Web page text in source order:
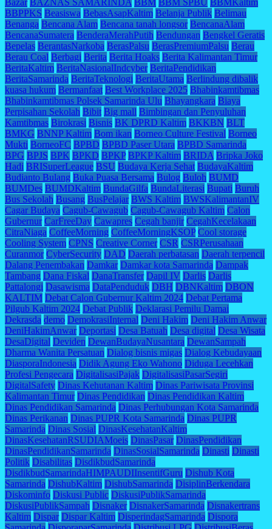
BBPPKS Beasiswa BebasAsapKaltim Belanja Publik Belimau
Benanga Bencana Alam Bencana tanah longsor BencanaAlam
BencanaSumatera BenderaMerahPutih Bendungan Bengkel Geratis
Bepelas BerantasNarkoba BerasPalsu BerasPremiumPalsu Berau
Berau Coal Berbagi Berita Berita Hoaks Berita Kalimantan Timur
BeritaKaltim BeritaNasionalIndcyber BeritaPendidikan
BeritaSamarinda BeritaTeknologi BeritaUtama Berlindung dibalik
kuasa hukum Bermanfaat Best Workplace 2025 Bhabinkamtibmas
Bhabinkamtibmas Polsek Samarinda Ulu Bhayangkara Biaya
Perpisahan Sekolah Bibit Big mall Bimbingan dan Penyuluhan
Kamtibmas Birokrasi Bisnis BK DPRD Kaltim BKKBN BLT
BMKG BNNP Kaltim Bom ikan Borneo Culture Festival Borneo
Mukti BorneoFC BPBD BPBD Paser Utara BPBD Samarinda
BPG BPJS BPK BPKD BPKP BPKP Kaltim BRIDA Bripka Joko
Hadi BRISuperLeague BSU Budaya Kerja Sehat BudayaKaltim
Budianto Bulang Buka Puasa Bersama Bulog Buloh BUMD
BUMDes BUMDKaltim BundaGilfa BundaLiterasi Bupati Buruh
Bus Sekolah Busang BusPelajar BWS Kaltim BWSKalimantanIV
Cagar Budaya Cagub-Cawagub Cagub-Cawagub Kaltim Calon
Gubernur CarFreeDay Cawapres Cegah banjir CegahKecelakaan
CitraNiaga CoffeeMorning CoffeeMorningKSOP Cool storage
Cooling System CPNS Creative Corner CSR CSRPerusahaan
Curanmor CyberSecurity DAD Daerah perbatasan Daerah terpencil
Dalang Penembakan Damkar Damkar kota Samarinda Dampak
Tambang Dana Fiskal DanaTransfer Dapil IV Darlis Darlis
Pattalongi Dasawisma DataPenduduk DBH DBNKaltim DBON
KALTIM Debat Calon Gubernur Kaltim 2024 Debat Pertama
Pilgub Kaltim 2024 Debat Publik Deklarasi Pemilu Damai
Dekrasda demo DemokrasiInternal Deni Hakim Deni Hakim Anwar
DeniHakimAnwar Deportasi Desa Batuah Desa digital Desa Wisata
DesaDigital Deviden DewanBudayaNusantara DewanSampah
Dharma Wanita Persatuan Dialog bisnis migas Dialog Kebudayaan
DiasporaIndonesia Didik Agung Eko Wahono Diduga Lecehkan
Profesi Pengecara DigitalisasiPajak DigitalisasiPasarSegiri
DigitalSafety Dinas Kehutanan Kaltim Dinas Pariwisata Provinsi
Kalimantan Timur Dinas Pendidikan Dinas Pendidikan Kaltim
Dinas Pendidikan Samarinda Dinas Perhubungan Kota Samarinda
Dinas Perikanan Dinas PUPR Kota Samarinda Dinas PUPR
Samarinda Dinas Sosial DinasKesehatanKaltim
DinasKesehatanRSUDIAMoeis DinasPasar DinasPendidikan
DinasPendidikanSamarinda DinasSosialSamarinda Dinasti Dinasti
Politik Disabilitas DisdikbudSamarinda
DisdikbudSamarindaHIMPAUDIInsentifGuru Dishub Kota
Samarinda DishubKaltim DishubSamarinda DisiplinBerkendara
Diskominfo Diskusi Public DiskusiPublikSamarinda
DiskusiPublikSampah Disnaker DisnakerSamarinda Disnakertrans
Kaltim Dispar Dispar Kaltim DisperindagSamarinda Dispora